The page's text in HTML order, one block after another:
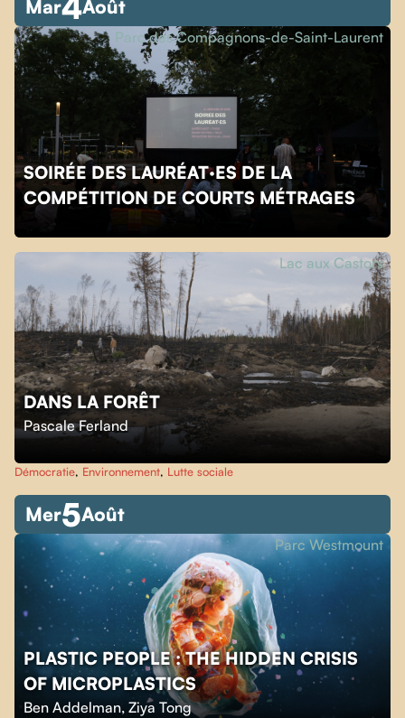
Mar Août
SOIRÉE DES LAURÉAT·ES DE LA
COMPÉTITION DE COURTS MÉTRAGES
Parc des Compagnons-de-Saint-Laurent
DANS LA FORÊT
Pascale Ferland
Lac aux Castors
Démocratie, Environnement, Lutte sociale
Mer5Août
PLASTIC PEOPLE : THE HIDDEN CRISIS
OF MICROPLASTICS
Ben Addelman, Ziya Tong
Parc Westmount